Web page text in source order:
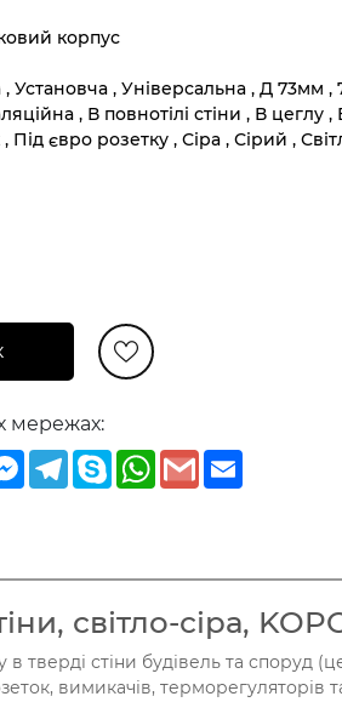
корпус
, Установча , Універсальна , Д 73мм
, В повнотілі стіни , В цеглу ,
євро розетку , Сіра , Сірий ,
мережах:
Messenger
Telegram
SkypeWhatsApp
Gmail
світло-сіра,
тверді стіни будівель та споруд
вимикачів, терморегуляторів